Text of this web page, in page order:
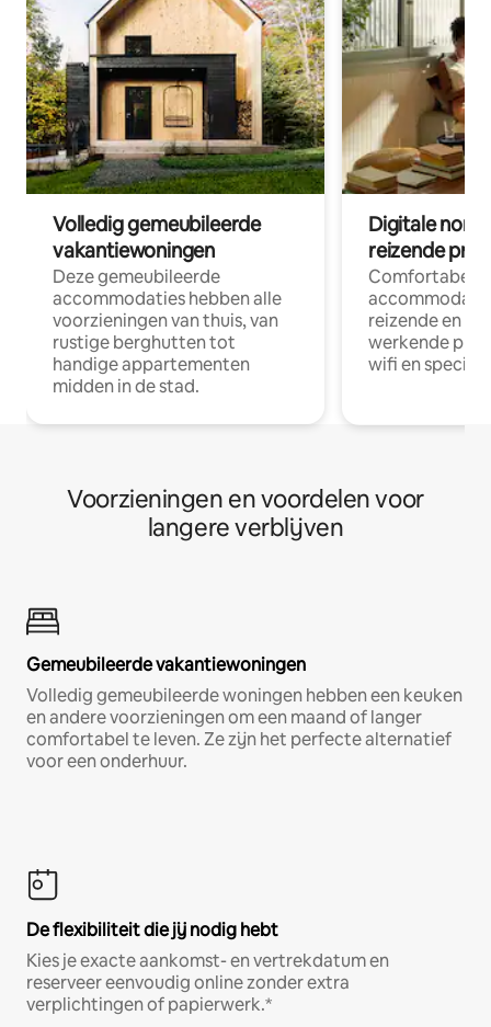
Volledig gemeubileerde
vakantiewoningen
Deze gemeubileerde
accommodaties hebben alle
voorzieningen van thuis, van
rustige berghutten tot
handige appartementen
midden in de stad.
Digitale
reizende
Comfortabele
reizende en
werkende
wifi en
Voorzieningen en voordelen voor
langere verblijven
Gemeubileerde vakantiewoningen
Volledig gemeubileerde woningen hebben een keuken
en andere voorzieningen om een maand of langer
comfortabel te leven. Ze zijn het perfecte alternatief
voor een onderhuur.
De flexibiliteit die jij nodig hebt
Kies je exacte aankomst- en vertrekdatum en
reserveer eenvoudig online zonder extra
verplichtingen of papierwerk.*